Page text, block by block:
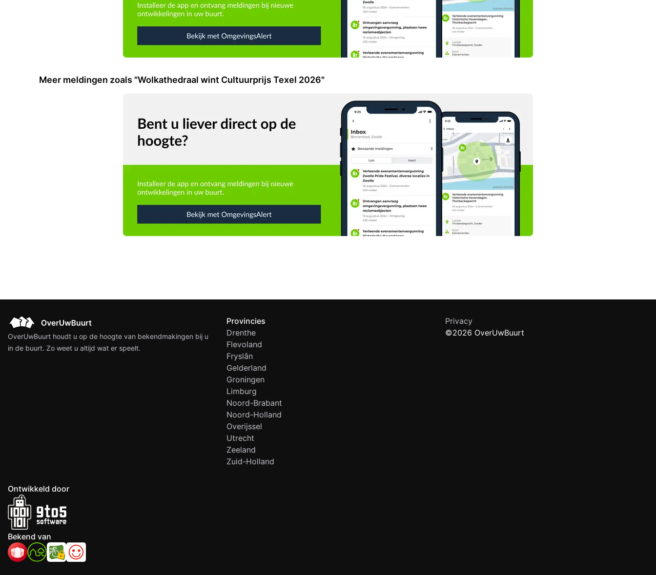
Meer meldingen zoals "Wolkathedraal wint Cultuurprijs Texel 2026"
OverUwBuurt houdt u op de hoogte van bekendmakingen bij u
in de buurt. Zo weet u altijd wat er speelt.
Provincies
Drenthe
Flevoland
Fryslân
Gelderland
Groningen
Limburg
Noord-Brabant
Noord-Holland
Overijssel
Utrecht
Zeeland
Zuid-Holland
Privacy
©2026 OverUwBuurt
Ontwikkeld door
Bekend van